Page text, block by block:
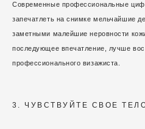
Современные профессиональные
запечатлеть на снимке мельчайшие
заметными малейшие неровности
последующее впечатление, лучше
профессионального визажиста.
3. ЧУВСТВУЙТЕ СВОЕ